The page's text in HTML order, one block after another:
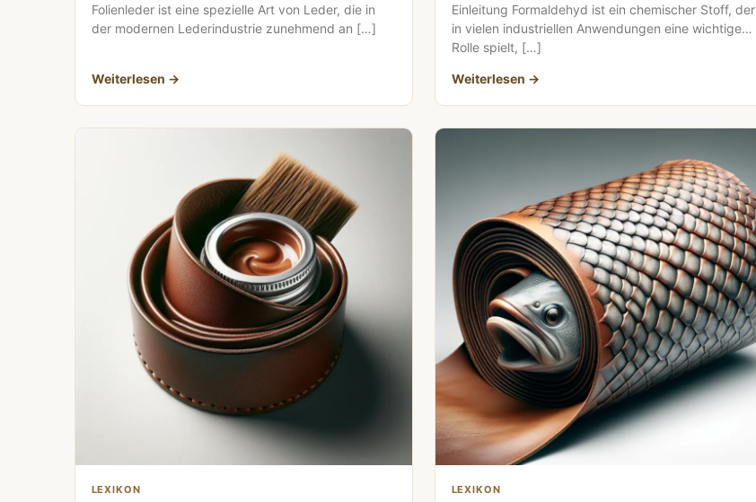
Folienleder ist eine spezielle Art von Leder, die in
der modernen Lederindustrie zunehmend an […]
Weiterlesen →
Einleitung Formaldehyd ist ein chemischer Stoff, der
in vielen industriellen Anwendungen eine wichtige
Rolle spielt, […]
Weiterlesen →
LEXIKON LEXIKON